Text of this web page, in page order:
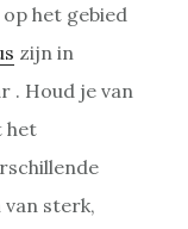
het gebied
zijn in
. Houd je van
het
van sterk,